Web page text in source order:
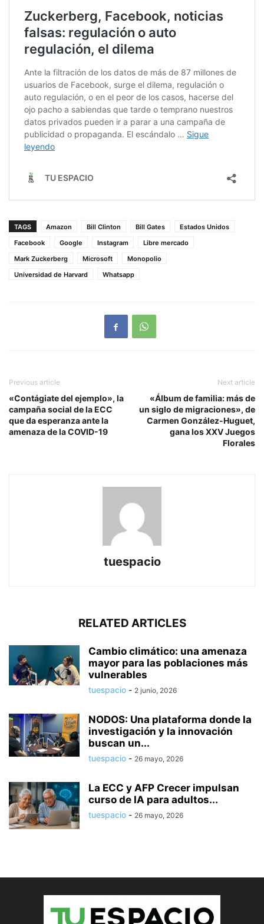
TAGS Amazon Bill Clinton Bill Gates
Estados Unidos
Facebook
Google Instagram
Libre mercado
Mark Zuckerberg
Microsoft
Monopolio
Universidad de Harvard
Whatsapp
Previous article
«Contágiate del ejemplo», la
campaña social de la ECC
que da esperanza ante la
amenaza de la COVID-19
Next article
«Álbum de familia: más de
un siglo de migraciones», de
Carmen González-Huguet,
gana los XXV Juegos
Florales
tuespacio
RELATED ARTICLES
Cambio climático: una amenaza
mayor para las poblaciones más
vulnerables
tuespacio - 2 junio, 2026
NODOS: Una plataforma donde la
investigación y la innovación
buscan un...
tuespacio - 26 mayo, 2026
La ECC y AFP Crecer impulsan
curso de IA para adultos...
tuespacio - 26 mayo, 2026